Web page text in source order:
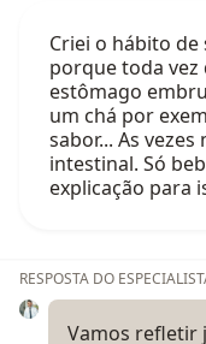
Criei o hábito
porque toda
estômago
um chá por
sabor... As
intestinal. Só
explicação para
RESPOSTA DO
Vamos refletir